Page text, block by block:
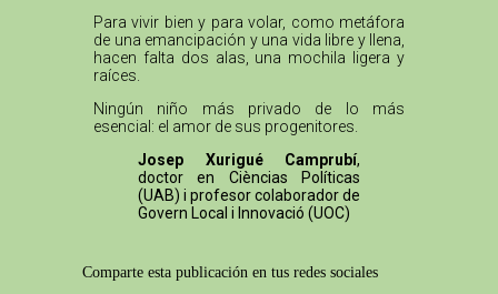
Para vivir bien y para volar, como metáfora
de una emancipación y una vida libre y llena,
hacen falta dos alas, una mochila ligera y
raíces.
Ningún niño más privado de lo más
esencial: el amor de sus progenitores.
Josep Xurigué Camprubí,
doctor en Cièncias Políticas
(UAB) i profesor colaborador de
Govern Local i Innovació (UOC)
Comparte esta publicación en tus redes sociales